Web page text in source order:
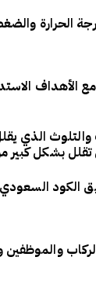
الأهداف
الذي
تقلل بشكل كبير
السعودي